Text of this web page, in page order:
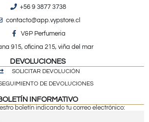
+56 9 3877 3738
contacto@app.vypstore.cl
V&P Perfumeria
915, oficina 215, viña del mar
DEVOLUCIONES
SOLICITAR DEVOLUCIÓN
DE DEVOLUCIONES
INFORMATIVO
boletín indicando tu correo electrónico: